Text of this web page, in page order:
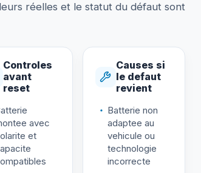
réelles et le statut du défaut sont
Controles
avant
reset
avec
et
Causes si
le defaut
revient
Batterie non
adaptee au
vehicule ou
technologie
incorrecte